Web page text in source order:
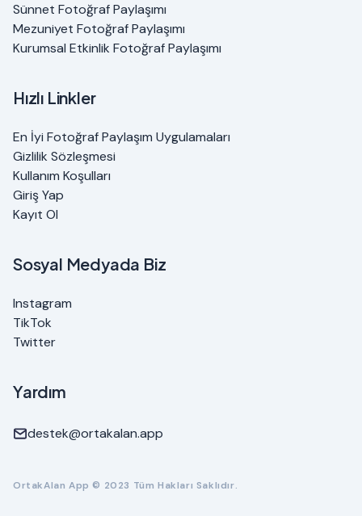
Sünnet Fotoğraf Paylaşımı
Mezuniyet Fotoğraf Paylaşımı
Kurumsal Etkinlik Fotoğraf Paylaşımı
Hızlı Linkler
En İyi Fotoğraf Paylaşım Uygulamaları
Gizlilik Sözleşmesi
Kullanım Koşulları
Giriş Yap
Kayıt Ol
Sosyal Medyada Biz
Instagram
TikTok
Twitter
Yardım
destek@ortakalan.app
OrtakAlan App ©️ 2023 Tüm Hakları Saklıdır.